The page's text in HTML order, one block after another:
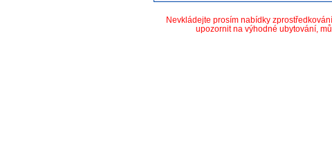
Nevkládejte prosím nabídky
upozornit na výhodné ubytování,